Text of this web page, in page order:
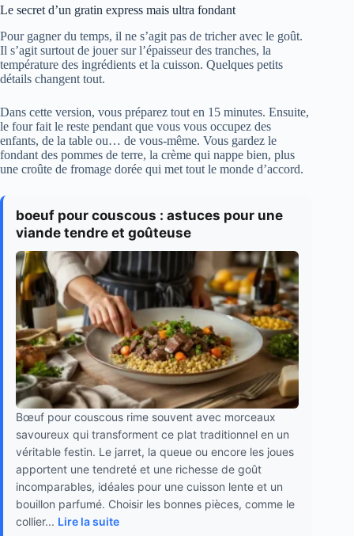
Le secret d’un gratin express mais ultra fondant
Pour gagner du temps, il ne s’agit pas de tricher avec le goût.
Il s’agit surtout de jouer sur l’épaisseur des tranches, la
température des ingrédients et la cuisson. Quelques petits
détails changent tout.
Dans cette version, vous préparez tout en 15 minutes. Ensuite,
le four fait le reste pendant que vous vous occupez des
enfants, de la table ou… de vous-même. Vous gardez le
fondant des pommes de terre, la crème qui nappe bien, plus
une croûte de fromage dorée qui met tout le monde d’accord.
boeuf pour couscous : astuces pour une
viande tendre et goûteuse
Bœuf pour couscous rime souvent avec morceaux
savoureux qui transforment ce plat traditionnel en un
véritable festin. Le jarret, la queue ou encore les joues
apportent une tendreté et une richesse de goût
incomparables, idéales pour une cuisson lente et un
bouillon parfumé. Choisir les bonnes pièces, comme le
collier... Lire la suite